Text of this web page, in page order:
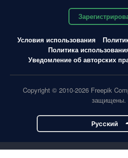
Условия использования
Политика
Уведомление об авторских
Copyright © 2010-2026 Freepik
защищены.
Pусский